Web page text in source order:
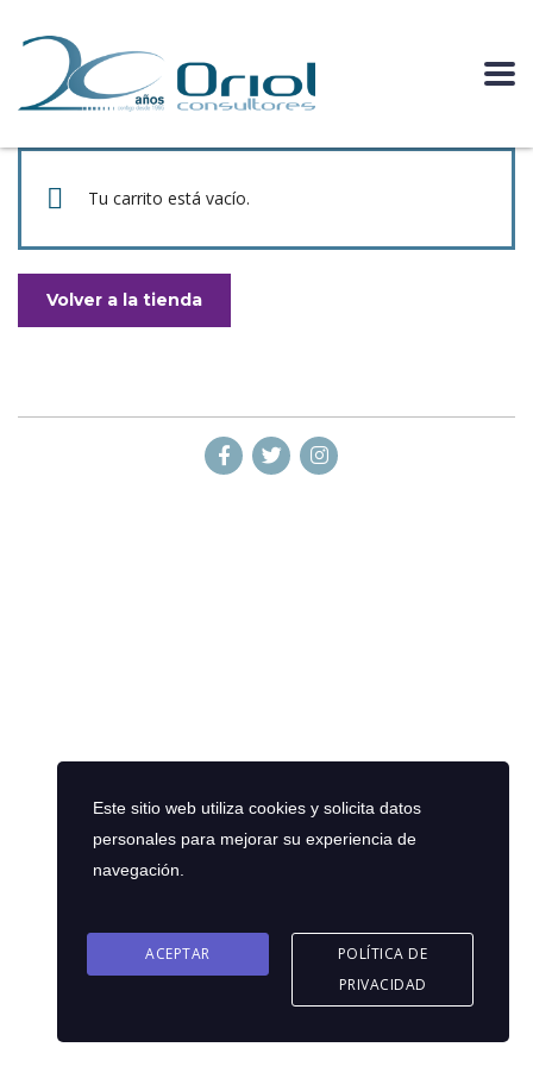
Tu carrito está vacío.
Volver a la tienda
Este sitio web utiliza cookies y solicita datos
personales para mejorar su experiencia de
navegación.
ACEPTAR
POLÍTICA DE
PRIVACIDAD